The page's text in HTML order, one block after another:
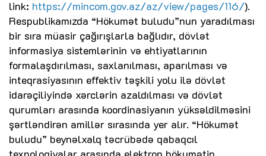
link: https://mincom.gov.az/az/view/pages/116/).
Respublikamızda “Hökumət buludu”nun yaradılması
bir sıra müasir çağırışlarla bağlıdır, dövlət
informasiya sistemlərinin və ehtiyatlarının
formalaşdırılması, saxlanılması, aparılması və
inteqrasiyasının effektiv təşkili yolu ilə dövlət
idarəçiliyində xərclərin azaldılması və dövlət
qurumları arasında koordinasiyanın yüksəldilməsini
şərtləndirən amillər sırasında yer alır. “Hökumət
buludu” beynəlxalq təcrübədə qabaqcıl